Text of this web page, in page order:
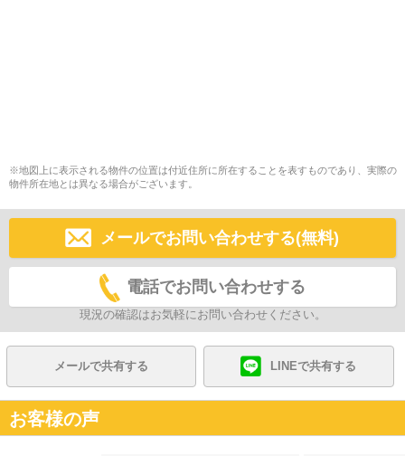
※地図上に表示される物件の位置は付近住所に所在することを表すものであり、実際の
物件所在地とは異なる場合がございます。
メールでお問い合わせする(無料)
電話でお問い合わせする
現況の確認はお気軽にお問い合わせください。
メールで共有する LINEで共有する
お客様の声